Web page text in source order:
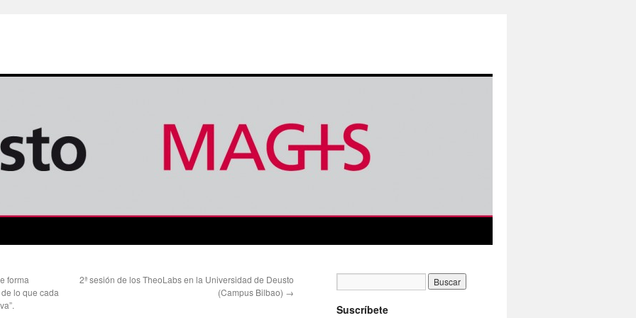
forma
lo que cada
2ª sesión de los TheoLabs en la Universidad de Deusto
(Campus Bilbao) →
Suscríbete